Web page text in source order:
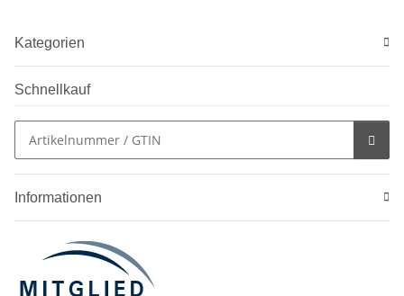
Kategorien
Schnellkauf
Informationen